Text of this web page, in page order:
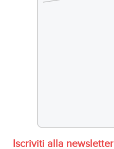
Iscriviti alla newsletter